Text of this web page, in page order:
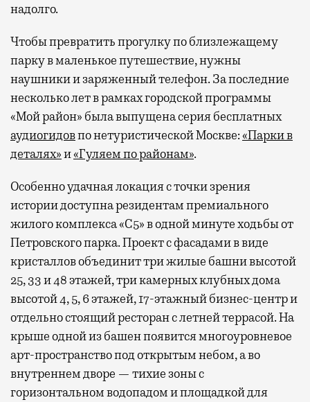
надолго.
Чтобы превратить прогулку по близлежащему
парку в маленькое путешествие, нужны
наушники и заряженный телефон. За последние
несколько лет в рамках городской программы
«Мой район» была выпущена серия бесплатных
аудиогидовпо нетуристической Москве:«Парки в
деталях»и«Гуляем по районам».
Особенно удачная локация с точки зрения
истории доступна резидентам премиального
жилого комплекса «С5»в одной минуте ходьбы от
Петровского парка. Проект с фасадами в виде
кристаллов объединит три жилые башни высотой
25, 33 и 48 этажей, три камерных клубных дома
высотой 4, 5, 6 этажей, 17-этажный бизнес-центр и
отдельно стоящий ресторан с летней террасой. На
крыше одной из башен появится многоуровневое
арт-пространство под открытым небом, а во
внутреннем дворе — тихие зоны с
горизонтальном водопадом и площадкой для